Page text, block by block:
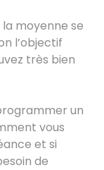
la moyenne se
l’objectif
très bien
un
vous
et si
de